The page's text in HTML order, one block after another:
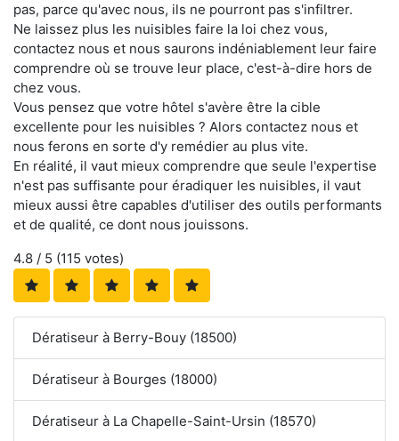
pas, parce qu'avec nous, ils ne pourront pas s'infiltrer.
Ne laissez plus les nuisibles faire la loi chez vous,
contactez nous et nous saurons indéniablement leur faire
comprendre où se trouve leur place, c'est-à-dire hors de
chez vous.
Vous pensez que votre hôtel s'avère être la cible
excellente pour les nuisibles ? Alors contactez nous et
nous ferons en sorte d'y remédier au plus vite.
En réalité, il vaut mieux comprendre que seule l'expertise
n'est pas suffisante pour éradiquer les nuisibles, il vaut
mieux aussi être capables d'utiliser des outils performants
et de qualité, ce dont nous jouissons.
4.8 / 5 (115 votes)
Dératiseur à Berry-Bouy (18500)
Dératiseur à Bourges (18000)
Dératiseur à La Chapelle-Saint-Ursin (18570)